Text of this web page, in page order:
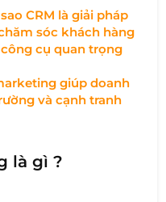
CRM là giải pháp
sóc khách hàng
cụ quan trọng
giúp doanh
và cạnh tranh
là gì ?